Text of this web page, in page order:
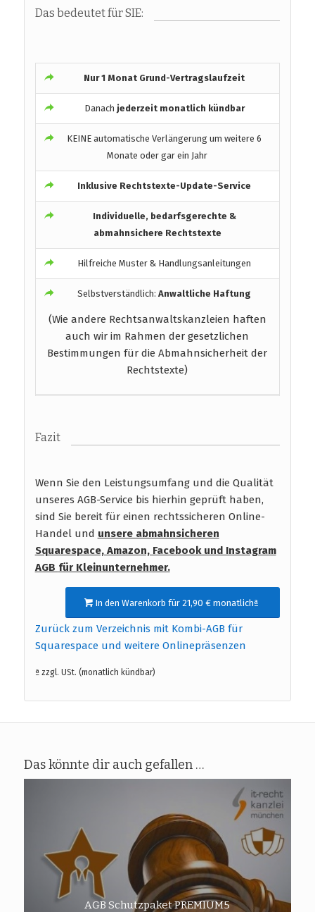
Das bedeutet für SIE:
Nur 1 Monat Grund-Vertragslaufzeit
Danach jederzeit monatlich kündbar
KEINE automatische Verlängerung um weitere 6
Monate oder gar ein Jahr
Inklusive Rechtstexte-Update-Service
Individuelle, bedarfsgerechte &
abmahnsichere Rechtstexte
Hilfreiche Muster & Handlungsanleitungen
Selbstverständlich:Anwaltliche Haftung
(Wie andere Rechtsanwaltskanzleien haften
auch wir im Rahmen der gesetzlichen
Bestimmungen für die Abmahnsicherheit der
Rechtstexte)
Fazit
Wenn Sie den Leistungsumfang und die Qualität
unseres AGB-Service bis hierhin geprüft haben,
sind Sie bereit für einen rechtssicheren Online-
Handel und unsere abmahnsicheren
Squarespace, Amazon, Facebook und Instagram
AGB für Kleinunternehmer.
In den Warenkorb für 21,90 € monatlichª
Zurück zum Verzeichnis mit Kombi-AGB für
Squarespace und weitere Onlinepräsenzen
ª zzgl. USt. (monatlich kündbar)
Das könnte dir auch gefallen …
AGB Schutzpaket PREMIUM5